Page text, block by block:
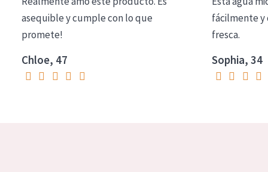
Todas las edades
Edad: de 35 a 55
Piel madura
asequible y cumple con lo que
promete!
Chloe, 47
fácilmente y
fresca.
Sophia, 34